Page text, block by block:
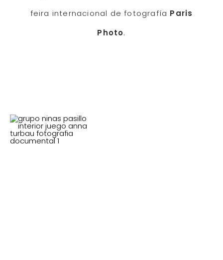
feira internacional de fotografía Paris
Photo.